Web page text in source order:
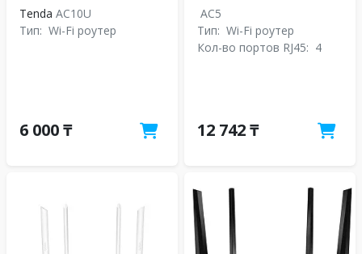
Tenda AC10U
Тип: Wi-Fi роутер
6 000 ₸
AC5
Тип: Wi-Fi роутер
Кол-во портов RJ45: 4
12 742 ₸